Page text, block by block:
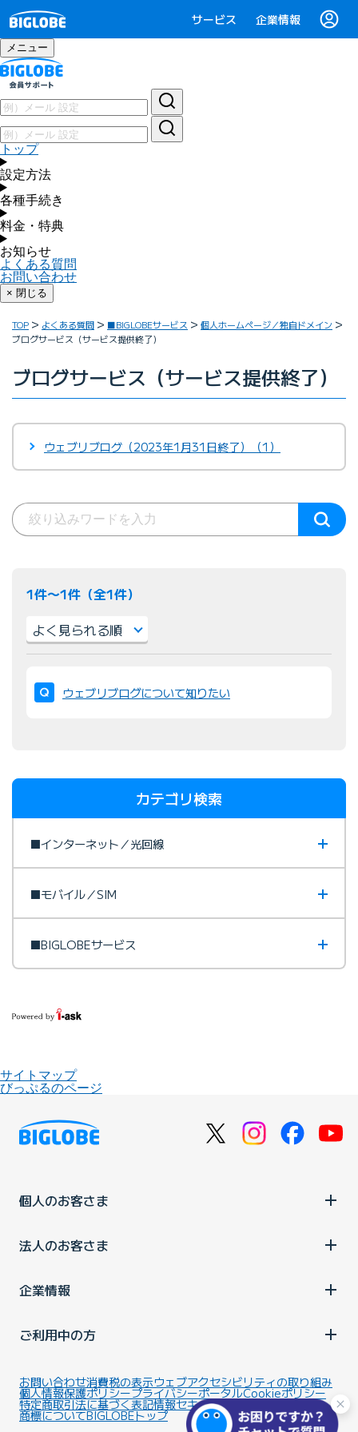
サービス 企業情報
メニュー
トップ
設定方法
各種手続き
料金・特典
お知らせ
よくある質問
お問い合わせ
× 閉じる
TOP よくある質問 ■BIGLOBEサービス
個人ホームページ／独自ドメイン
ブログサービス（サービス提供終了）
ブログサービス（サービス提供終了）
ウェブリブログ（2023年1月31日終了）（1）
1件〜1件（全1件）
び
替
ウェブリブログについて知りたい
カテゴリ検索
■インターネット／光回線
■モバイル／SIM
■BIGLOBEサービス
サイトマップ
びっぷるのページ
個人のお客さま
法人のお客さま
企業情報
ご利用中の方
お問い合わせ消費税の表示ウェブアクセシビリティの取り組み
個人情報保護ポリシープライバシーポータルCookieポリシー
特定商取引法に基づく表記情報セキュリティ基本方針
商標についてBIGLOBEトップ